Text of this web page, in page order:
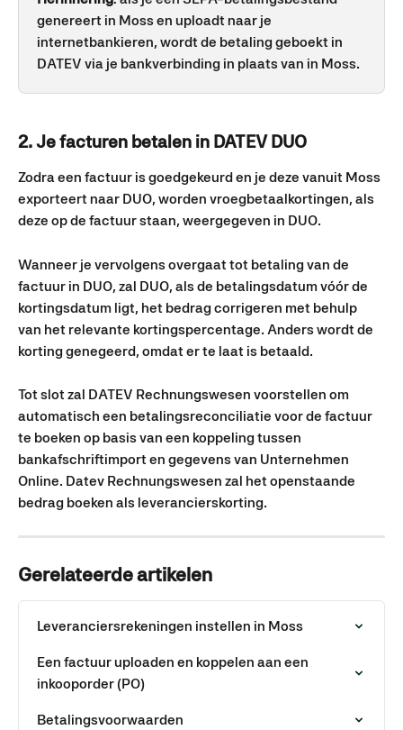
genereert in Moss en uploadt naar je
internetbankieren, wordt de betaling geboekt in
DATEV via je bankverbinding in plaats van in Moss.
2. Je facturen betalen in DATEV DUO
Zodra een factuur is goedgekeurd en je deze vanuit Moss
exporteert naar DUO, worden vroegbetaalkortingen, als
deze op de factuur staan, weergegeven in DUO.
Wanneer je vervolgens overgaat tot betaling van de
factuur in DUO, zal DUO, als de betalingsdatum vóór de
kortingsdatum ligt, het bedrag corrigeren met behulp
van het relevante kortingspercentage. Anders wordt de
korting genegeerd, omdat er te laat is betaald.
Tot slot zal DATEV Rechnungswesen voorstellen om
automatisch een betalingsreconciliatie voor de factuur
te boeken op basis van een koppeling tussen
bankafschriftimport en gegevens van Unternehmen
Online. Datev Rechnungswesen zal het openstaande
bedrag boeken als leverancierskorting.
Gerelateerde artikelen
Leveranciersrekeningen instellen in Moss
Een factuur uploaden en koppelen aan een
inkooporder (PO)
Betalingsvoorwaarden